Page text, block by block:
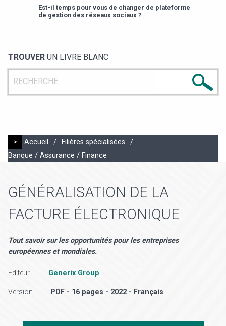
Est-il temps pour vous de changer de plateforme
de gestion des réseaux sociaux ?
TROUVER UN LIVRE BLANC
> Accueil / Filières spécialisées
/
Banque / Assurance / Finance
GÉNÉRALISATION DE LA
FACTURE ÉLECTRONIQUE
Tout savoir sur les opportunités pour les entreprises
européennes et mondiales.
Editeur Generix Group
Version PDF - 16 pages - 2022 - Français